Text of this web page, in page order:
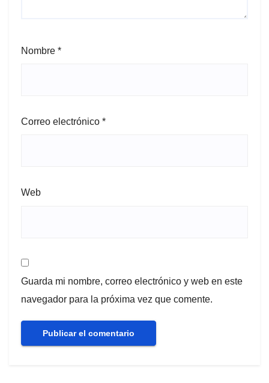
Nombre *
Correo electrónico *
Web
Guarda mi nombre, correo electrónico y web en este
navegador para la próxima vez que comente.